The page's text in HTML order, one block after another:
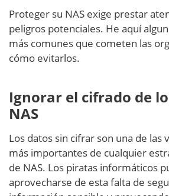
Proteger su NAS exige prestar
peligros potenciales. He aquí
más comunes que cometen las
cómo evitarlos.
Ignorar el cifrado de
NAS
Los datos sin cifrar son una de las
más importantes de cualquier
de NAS. Los piratas informáticos
aprovecharse de esta falta de